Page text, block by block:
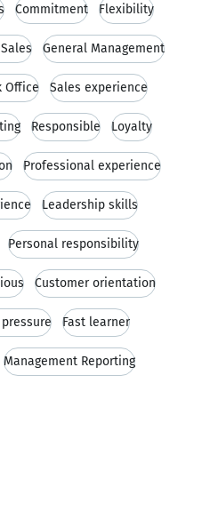
Commitment Flexibility
General Management
Office Sales experience
Responsible Loyalty
Professional experience
Leadership skills
Personal responsibility
Customer orientation
Fast learner
Management Reporting